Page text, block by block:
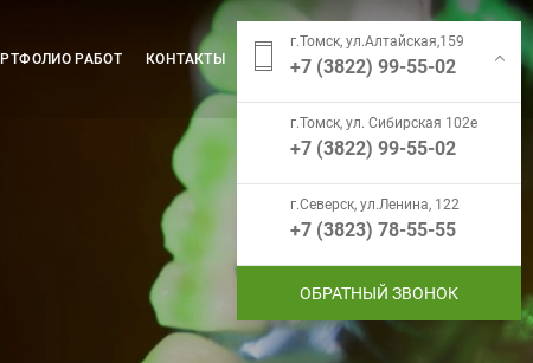
РАБОТ КОНТАКТЫ
г.Томск, ул.Алтайская,159
+7 (3822) 99-55-02
г.Томск, ул. Сибирская 102е
+7 (3822) 99-55-02
г.Северск, ул.Ленина, 122
+7 (3823) 78-55-55
ОБРАТНЫЙ ЗВОНОК